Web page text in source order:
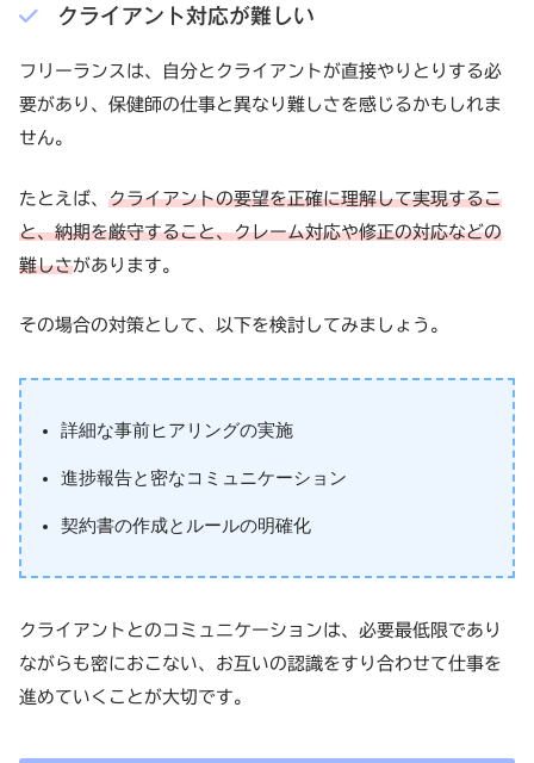
クライアント対応が難しい
フリーランスは、自分とクライアントが直接やりとりする必
要があり、保健師の仕事と異なり難しさを感じるかもしれま
せん。
たとえば、 クライアントの要望を正確に理解して実現するこ
と、納期を厳守すること、クレーム対応や修正の対応などの
難しさがあります。
その場合の対策として、以下を検討してみましょう。
詳細な事前ヒアリングの実施
進捗報告と密なコミュニケーション
契約書の作成とルールの明確化
クライアントとのコミュニケーションは、必要最低限であり
ながらも密におこない、お互いの認識をすり合わせて仕事を
進めていくことが大切です。